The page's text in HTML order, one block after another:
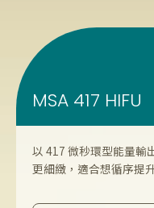
MSA 417 HIFU
以 417 微秒環型能量輸
更細緻，適合想循序提